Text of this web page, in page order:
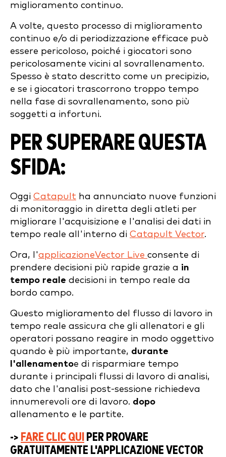
miglioramento continuo.
A volte, questo processo di miglioramento
continuo e/o di periodizzazione efficace può
essere pericoloso, poiché i giocatori sono
pericolosamente vicini al sovrallenamento.
Spesso è stato descritto come un precipizio,
e se i giocatori trascorrono troppo tempo
nella fase di sovrallenamento, sono più
soggetti a infortuni.
PER SUPERARE QUESTA
SFIDA:
Oggi Catapult ha annunciato nuove funzioni
di monitoraggio in diretta degli atleti per
migliorare l'acquisizione e l'analisi dei dati in
tempo reale all'interno di Catapult Vector.
Ora, l'applicazioneVector Live consente di
prendere decisioni più rapide grazie a in
tempo reale decisioni in tempo reale da
bordo campo.
Questo miglioramento del flusso di lavoro in
tempo reale assicura che gli allenatori e gli
operatori possano reagire in modo oggettivo
quando è più importante, durante
l'allenamentoe di risparmiare tempo
durante i principali flussi di lavoro di analisi,
dato che l'analisi post-sessione richiedeva
innumerevoli ore di lavoro. dopo
allenamento e le partite.
-> FARE CLIC QUI PER PROVARE
GRATUITAMENTE L'APPLICAZIONE VECTOR